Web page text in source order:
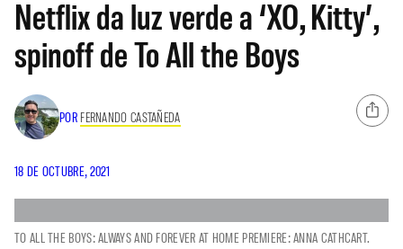
Netflix da luz verde a ‘XO, Kitty’,
spinoff de To All the Boys
POR FERNANDO CASTAÑEDA
18 DE OCTUBRE, 2021
TO ALL THE BOYS: ALWAYS AND FOREVER AT HOME PREMIERE: ANNA CATHCART.